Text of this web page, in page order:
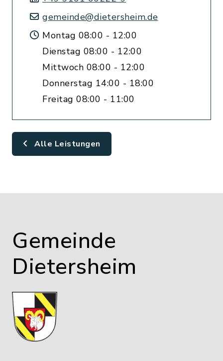
gemeinde@dietersheim.de
Montag 08:00 - 12:00
Dienstag 08:00 - 12:00
Mittwoch 08:00 - 12:00
Donnerstag 14:00 - 18:00
Freitag 08:00 - 11:00
Alle Leistungen
Gemeinde
Dietersheim